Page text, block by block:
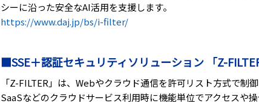
シーに沿った安全なAI活用を支援します。
https://www.daj.jp/bs/i-filter/
■SSE＋認証セキュリティソリューション 「Z-
「Z-FILTER」は、Webやクラウド通信を許可リスト方式で制
SaaSなどのクラウドサービス利用時に機能単位でアクセスや